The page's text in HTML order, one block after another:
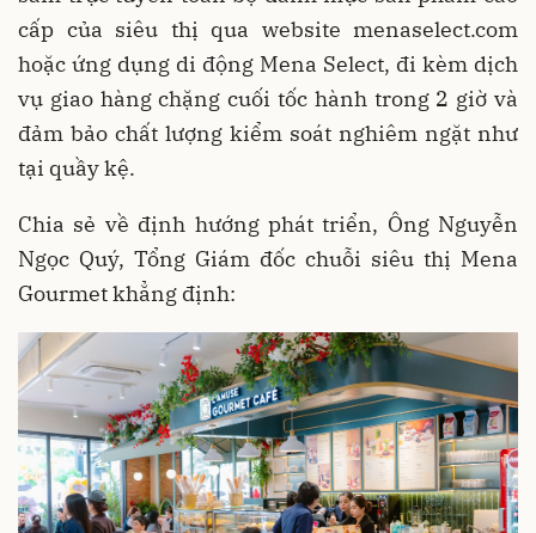
cấp của siêu thị qua website menaselect.com
hoặc ứng dụng di động Mena Select, đi kèm dịch
vụ giao hàng chặng cuối tốc hành trong 2 giờ và
đảm bảo chất lượng kiểm soát nghiêm ngặt như
tại quầy kệ.
Chia sẻ về định hướng phát triển, Ông Nguyễn
Ngọc Quý, Tổng Giám đốc chuỗi siêu thị Mena
Gourmet khẳng định: